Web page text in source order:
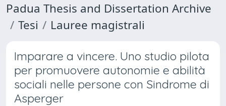
Padua Thesis and Dissertation Archive
Tesi
Lauree magistrali
Imparare a vincere. Uno studio pilota
per promuovere autonomie e abilità
sociali nelle persone con Sindrome di
Asperger